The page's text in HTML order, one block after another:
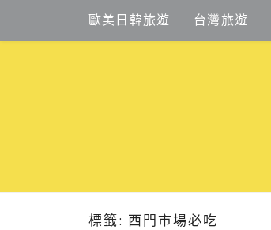
content
歐美日韓旅遊 台灣旅遊
標籤: 西門市場必吃